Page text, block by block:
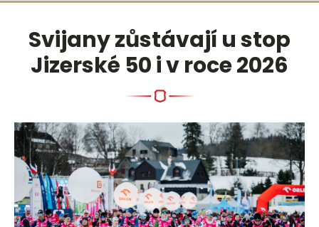
Přejít
obsahSvijany zůstávají u stop
Jizerské 50 i v roce 2026